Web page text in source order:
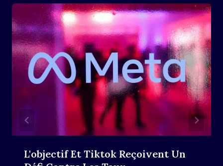
L'objectif Et Tiktok Reçoivent Un